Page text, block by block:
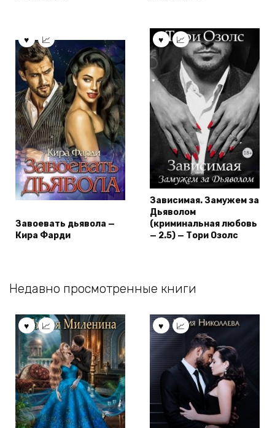
Завоевать дьявола —
Кира Фарди
Зависимая. Замужем за
Дьяволом
(криминальная любовь
— 2.5) — Тори Озолс
Недавно просмотренные книги